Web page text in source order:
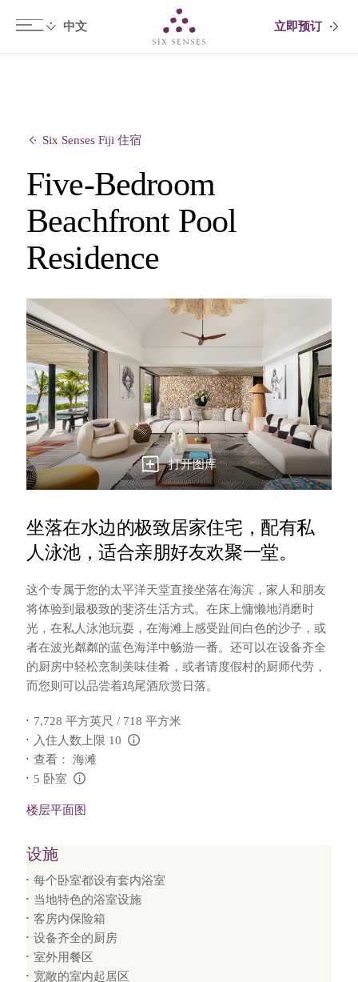
立即预订
Six Senses Fiji 住宿
Five-Bedroom
Beachfront Pool
Residence
打开图库
坐落在水边的极致居家住宅，配有私
人泳池，适合亲朋好友欢聚一堂。
这个专属于您的太平洋天堂直接坐落在海滨，家人和朋友
将体验到最极致的斐济生活方式。在床上慵懒地消磨时
光，在私人泳池玩耍，在海滩上感受趾间白色的沙子，或
者在波光粼粼的蓝色海洋中畅游一番。还可以在设备齐全
的厨房中轻松烹制美味佳肴，或者请度假村的厨师代劳，
而您则可以品尝着鸡尾酒欣赏日落。
7,728 平方英尺 / 718 平方米
入住人数上限 10
查看： 海滩
5 卧室
楼层平面图
设施
每个卧室都设有套内浴室
当地特色的浴室设施
客房内保险箱
设备齐全的厨房
室外用餐区
宽敞的室内起居区